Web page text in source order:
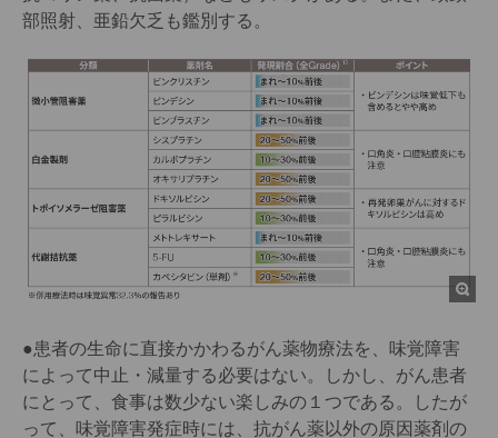
部照射、亜鉛欠乏も鑑別する。
●患者の生命に直接かかわるがん薬物療法を、味覚障害
によって中止・減量する必要はない。しかし、がん患者
にとって、食事は数少ない楽しみの１つである。したが
って、味覚障害発症時には、抗がん薬以外の原因薬剤の